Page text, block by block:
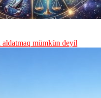
aldatmaq mümkün deyil